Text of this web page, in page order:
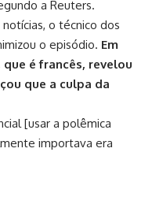
a Reuters.
o técnico dos
o episódio. Em
é francês, revelou
que a culpa da
[usar a polêmica
importava era